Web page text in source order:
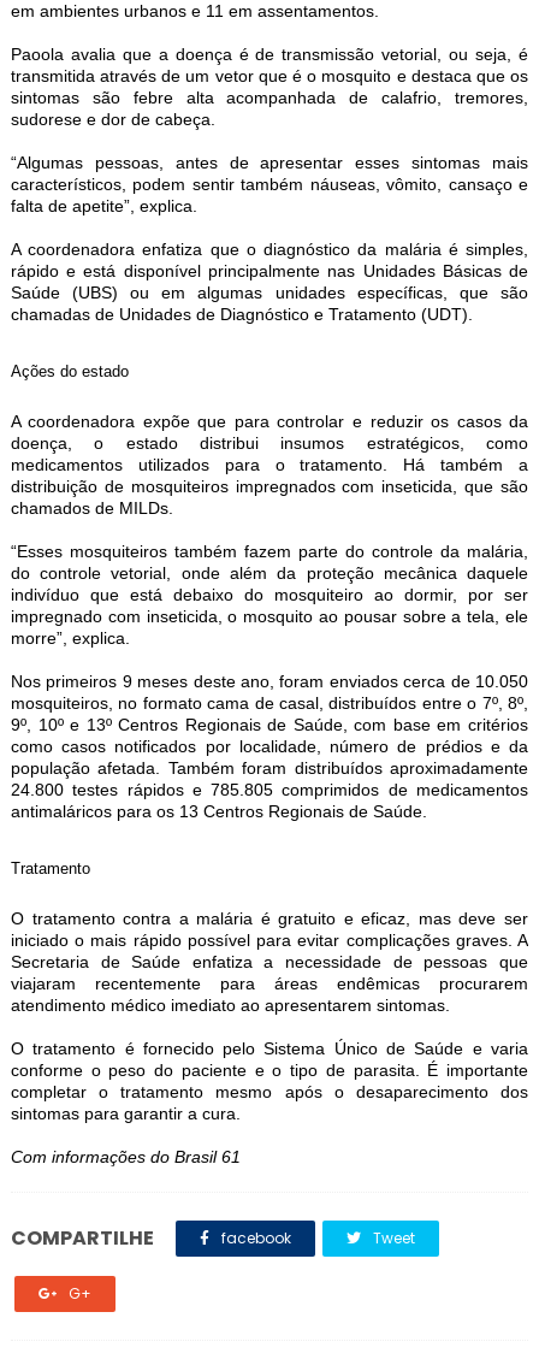
em ambientes urbanos e 11 em assentamentos.
Paoola avalia que a doença é de transmissão vetorial, ou seja, é
transmitida através de um vetor que é o mosquito e destaca que os
sintomas são febre alta acompanhada de calafrio, tremores,
sudorese e dor de cabeça.
“Algumas pessoas, antes de apresentar esses sintomas mais
característicos, podem sentir também náuseas, vômito, cansaço e
falta de apetite”, explica.
A coordenadora enfatiza que o diagnóstico da malária é simples,
rápido e está disponível principalmente nas Unidades Básicas de
Saúde (UBS) ou em algumas unidades específicas, que são
chamadas de Unidades de Diagnóstico e Tratamento (UDT).
Ações do estado
A coordenadora expõe que para controlar e reduzir os casos da
doença, o estado distribui insumos estratégicos, como
medicamentos utilizados para o tratamento. Há também a
distribuição de mosquiteiros impregnados com inseticida, que são
chamados de MILDs.
“Esses mosquiteiros também fazem parte do controle da malária,
do controle vetorial, onde além da proteção mecânica daquele
indivíduo que está debaixo do mosquiteiro ao dormir, por ser
impregnado com inseticida, o mosquito ao pousar sobre a tela, ele
morre”, explica.
Nos primeiros 9 meses deste ano, foram enviados cerca de 10.050
mosquiteiros, no formato cama de casal, distribuídos entre o 7º, 8º,
9º, 10º e 13º Centros Regionais de Saúde, com base em critérios
como casos notificados por localidade, número de prédios e da
população afetada. Também foram distribuídos aproximadamente
24.800 testes rápidos e 785.805 comprimidos de medicamentos
antimaláricos para os 13 Centros Regionais de Saúde.
Tratamento
O tratamento contra a malária é gratuito e eficaz, mas deve ser
iniciado o mais rápido possível para evitar complicações graves. A
Secretaria de Saúde enfatiza a necessidade de pessoas que
viajaram recentemente para áreas endêmicas procurarem
atendimento médico imediato ao apresentarem sintomas.
O tratamento é fornecido pelo Sistema Único de Saúde e varia
conforme o peso do paciente e o tipo de parasita. É importante
completar o tratamento mesmo após o desaparecimento dos
sintomas para garantir a cura.
Com informações do Brasil 61
COMPARTILHE facebook Tweet
G+